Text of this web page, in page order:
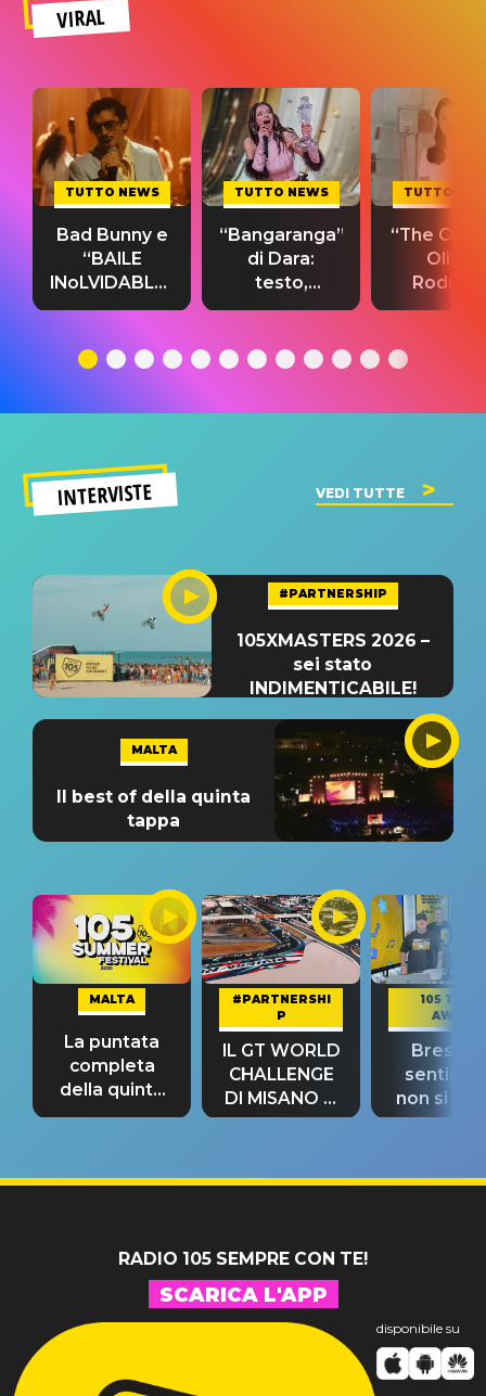
VIRAL
TUTTO NEWS
Bad Bunny e
“BAILE
INoLVIDABLE”:
testo,
significato
TUTTO NEWS
“Bangaranga”
di Dara:
testo,
traduzione e
del singolo
TUTTO
“The
Olivia
testo,
INTERVISTE VEDI TUTTE
#PARTNERSHIP
105XMASTERS 2026 –
sei stato
INDIMENTICABILE!
MALTA
Il best of della quinta
tappa
MALTA
La puntata
completa
della quinta
tappa
#PARTNERSHI
P
IL GT WORLD
CHALLENGE
DI MISANO si
riconferma
105 TAKE
AWAY
Bresh:
non si
fino alla
RADIO 105 SEMPRE CON TE!
SCARICA L'APP
disponibile su